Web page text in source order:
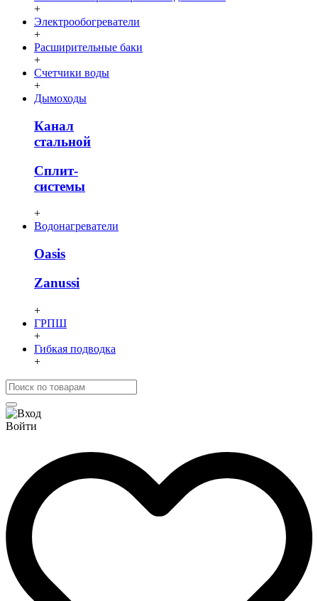
+
Электрообогреватели
+
Расширительные баки
+
Счетчики воды
+
Дымоходы
Канал
стальной
Сплит-
системы
+
Водонагреватели
Oasis
Zanussi
+
ГРПШ
+
Гибкая подводка
+
Войти